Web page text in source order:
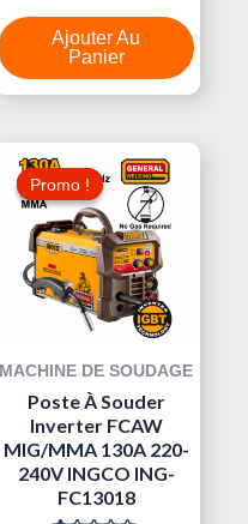
Sur
5
Ajouter Au
Panier
325,000 د.ت.
Promo !
Promo !
MACHINE DE SOUDAGE
Poste À Souder
Inverter FCAW
MIG/MMA 130A 220-
240V INGCO ING-
FC13018
Prix
Initial
Était :
Le